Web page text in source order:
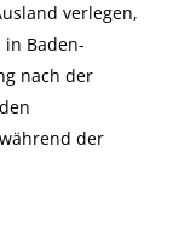
verlegen,
Baden-
nach der
der